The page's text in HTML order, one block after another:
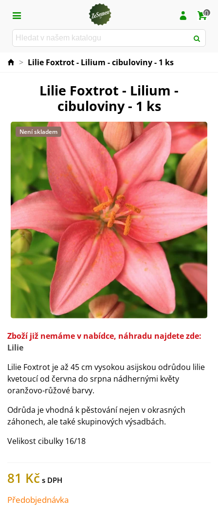
0
> Lilie Foxtrot - Lilium - cibuloviny - 1 ks
Lilie Foxtrot - Lilium -
cibuloviny - 1 ks
Není skladem
Zboží již nemáme v nabídce, náhradu najdete zde:
Lilie
Lilie Foxtrot je až 45 cm vysokou asijskou odrůdou lilie
kvetoucí od června do srpna nádhernými květy
oranžovo-růžové barvy.
Odrůda je vhodná k pěstování nejen v okrasných
záhonech, ale také skupinových výsadbách.
Velikost cibulky 16/18
81 Kč
Předobjednávka